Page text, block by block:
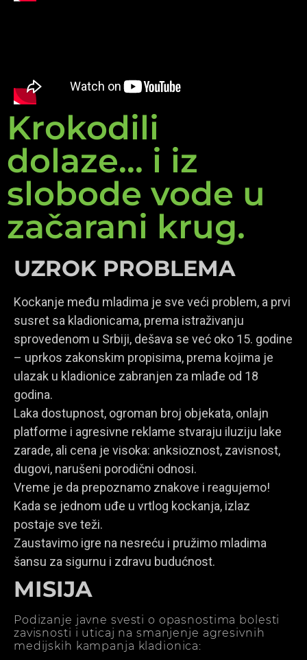
Krokodili
dolaze... i iz
slobode vode u
začarani krug.
UZROK PROBLEMA
Kockanje među mladima je sve veći problem, a prvi
susret sa kladionicama, prema istraživanju
sprovedenom u Srbiji, dešava se već oko 15. godine
– uprkos zakonskim propisima, prema kojima je
ulazak u kladionice zabranjen za mlađe od 18
godina.
Laka dostupnost, ogroman broj objekata, onlajn
platforme i agresivne reklame stvaraju iluziju lake
zarade, ali cena je visoka: anksioznost, zavisnost,
dugovi, narušeni porodični odnosi.
Vreme je da prepoznamo znakove i reagujemo!
Kada se jednom uđe u vrtlog kockanja, izlaz
postaje sve teži.
Zaustavimo igre na nesreću i pružimo mladima
šansu za sigurnu i zdravu budućnost.
MISIJA
Podizanje javne svesti o opasnostima bolesti
zavisnosti i uticaj na smanjenje agresivnih
medijskih kampanja kladionica: